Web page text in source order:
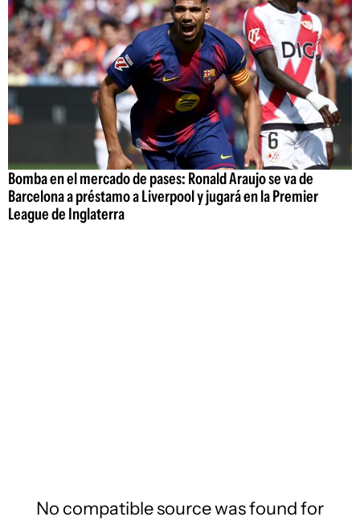
Bomba en el mercado de pases: Ronald Araujo se va de
Barcelona a préstamo a Liverpool y jugará en la Premier
League de Inglaterra
No compatible source was found for